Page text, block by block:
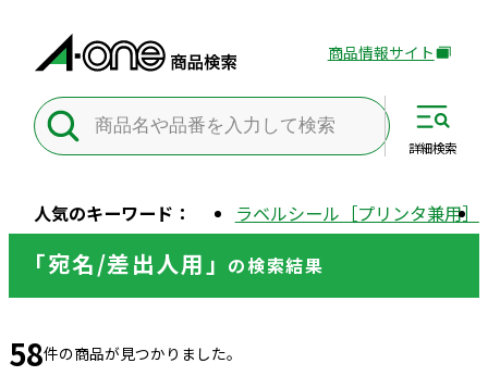
外
サ
別
ン
商品情報サイト
人気のキーワード： ラベルシール［プリンタ兼用］
詳細検索
「宛名/差出人用」 の検索結果
58件の商品が見つかりました。